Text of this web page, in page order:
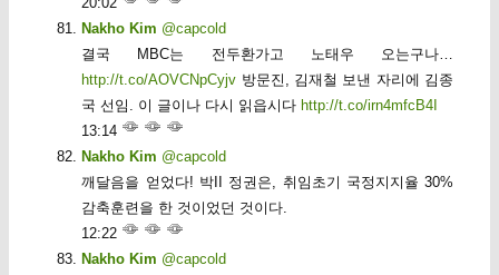
Nakho Kim @capcold
결국 MBC는 전두환가고 노태우 오는구나…
http://t.co/AOVCNpCyjv 방문진, 김재철 보낸 자리에 김종
국 선임. 이 글이나 다시 읽읍시다 http://t.co/irn4mfcB4I
13:14
Nakho Kim @capcold
깨달음을 얻었다! 박II 정권은, 취임초기 국정지지율 30%
감축훈련을 한 것이었던 것이다.
12:22
Nakho Kim @capcold